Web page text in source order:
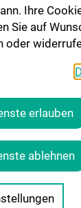
Ihre
Sie auf
oder
erlauben
ablehnen